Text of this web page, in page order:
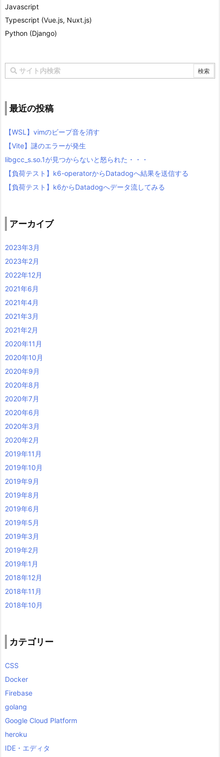
Javascript
Typescript (Vue.js, Nuxt.js)
Python (Django)
最近の投稿
【WSL】vimのビープ音を消す
【Vite】謎のエラーが発生
libgcc_s.so.1が見つからないと怒られた・・・
【負荷テスト】k6-operatorからDatadogへ結果を送信する
【負荷テスト】k6からDatadogへデータ流してみる
アーカイブ
2023年3月
2023年2月
2022年12月
2021年6月
2021年4月
2021年3月
2021年2月
2020年11月
2020年10月
2020年9月
2020年8月
2020年7月
2020年6月
2020年3月
2020年2月
2019年11月
2019年10月
2019年9月
2019年8月
2019年6月
2019年5月
2019年3月
2019年2月
2019年1月
2018年12月
2018年11月
2018年10月
カテゴリー
CSS
Docker
Firebase
golang
Google Cloud Platform
heroku
IDE・エディタ